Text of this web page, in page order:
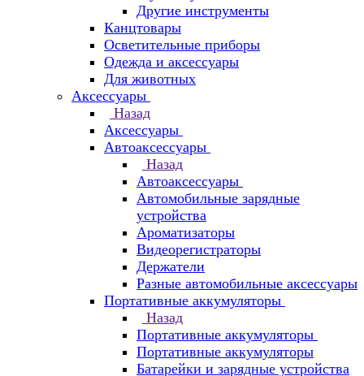
Другие инструменты
Канцтовары
Осветительные приборы
Одежда и аксессуары
Для животных
Аксессуары
Назад
Аксессуары
Автоаксессуары
Назад
Автоаксессуары
Автомобильные зарядные
устройства
Ароматизаторы
Видеорегистраторы
Держатели
Разные автомобильные аксессуары
Портативные аккумуляторы
Назад
Портативные аккумуляторы
Портативные аккумуляторы
Батарейки и зарядные устройства